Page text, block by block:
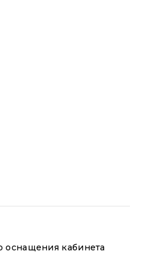
оснащения кабинета